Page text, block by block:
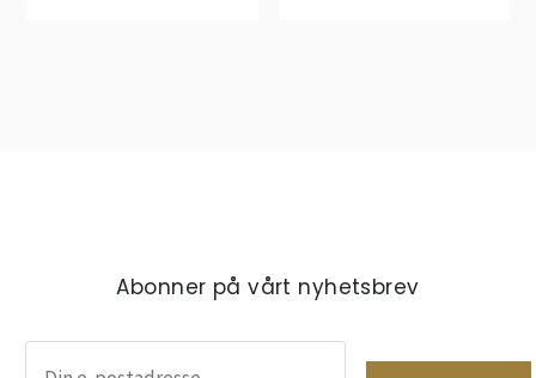
Abonner på vårt nyhetsbrev